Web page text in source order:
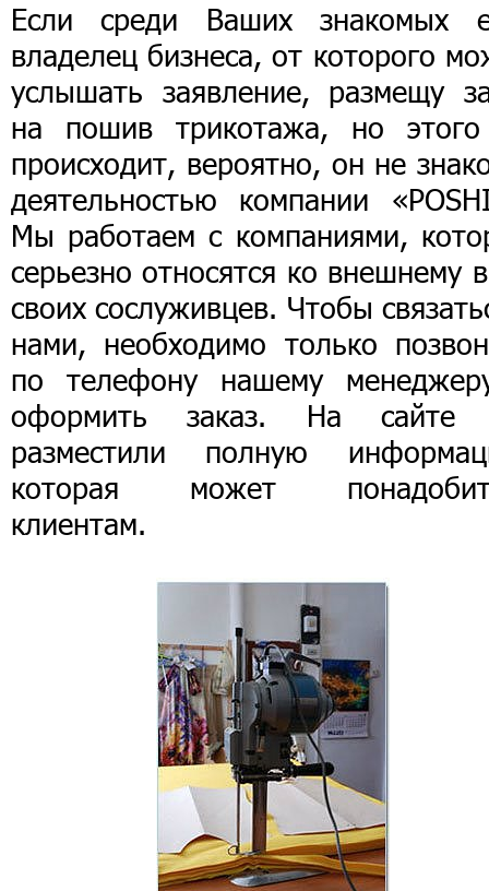
Если среди Ваших знакомых
владелец бизнеса, от которого
услышать заявление, размещу
на пошив трикотажа, но
происходит, вероятно, он не
деятельностью компании
Мы работаем с компаниями,
серьезно относятся ко внешнему
своих сослуживцев. Чтобы
нами, необходимо только
по телефону нашему
оформить заказ. На сайте
разместили полную
которая может
клиентам.